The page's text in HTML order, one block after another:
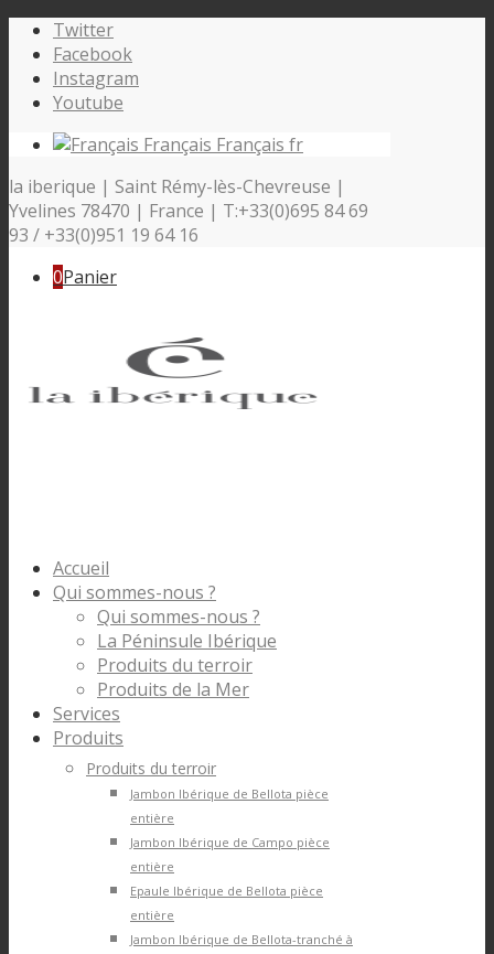
Twitter
Facebook
Instagram
Youtube
Français Français fr
la iberique | Saint Rémy-lès-Chevreuse |
Yvelines 78470 | France | T:+33(0)695 84 69
93 / +33(0)951 19 64 16
0Panier
Accueil
Qui sommes-nous ?
Qui sommes-nous ?
La Péninsule Ibérique
Produits du terroir
Produits de la Mer
Services
Produits
Produits du terroir
Jambon Ibérique de Bellota pièce
entière
Jambon Ibérique de Campo pièce
entière
Epaule Ibérique de Bellota pièce
entière
Jambon Ibérique de Bellota-tranché à